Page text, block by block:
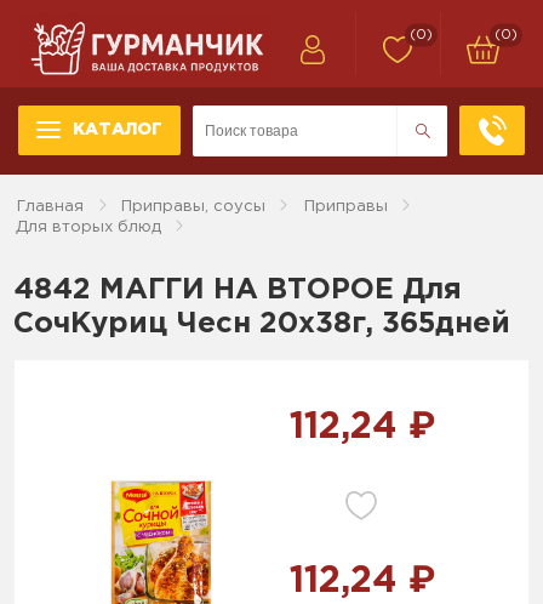
КАТАЛОГ
(0) (0)
Главная Приправы, соусы
Приправы
Для вторых блюд
4842 МАГГИ НА ВТОРОЕ Для
СочКуриц Чесн 20х38г, 365дней
112,24 ₽
112,24 ₽